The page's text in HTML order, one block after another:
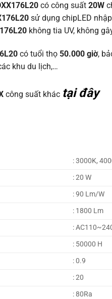
có công suất20W
sử dụng chipLED
không tia UV, không
có tuổi thọ 50.000 giờ,
khu du lịch,…
công suất khác tại đây
: 3000K,
: 20 W
: 90 Lm/W
: 1800 Lm
:
: 50000 H
: 0.9
: 20
: 80Ra